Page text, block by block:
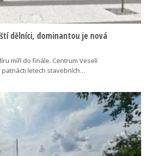
dělníci, dominantou je nová
míří do finále. Centrum Veselí
letech stavebních…